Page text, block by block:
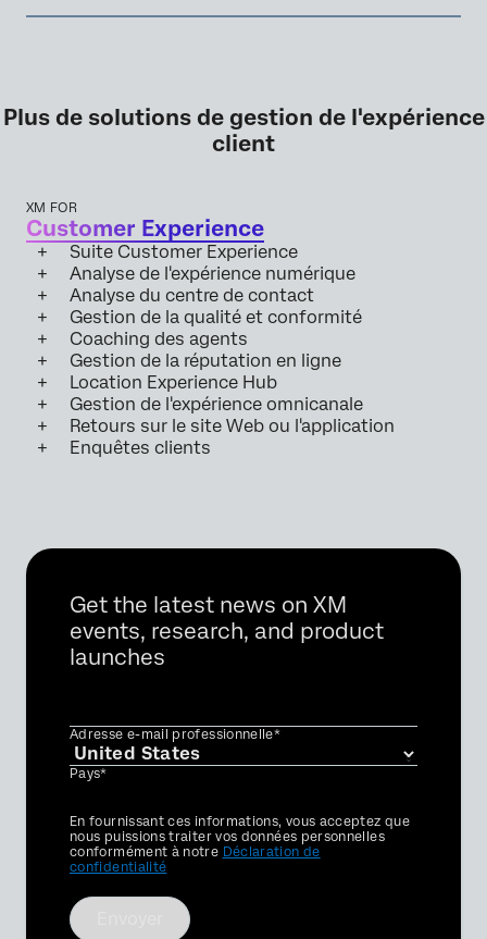
Plus de solutions de gestion de l'expérience
client
XM FOR
Customer Experience
Suite Customer Experience
Analyse de l'expérience numérique
Analyse du centre de contact
Gestion de la qualité et conformité
Coaching des agents
Gestion de la réputation en ligne
Location Experience Hub
Gestion de l'expérience omnicanale
Retours sur le site Web ou l'application
Enquêtes clients
Get the latest news on XM
events, research, and product
launches
Adresse e-mail professionnelle*
Pays*
Privacy
Optin
En fournissant ces informations, vous acceptez que
nous puissions traiter vos données personnelles
conformément à notre Déclaration de
confidentialité